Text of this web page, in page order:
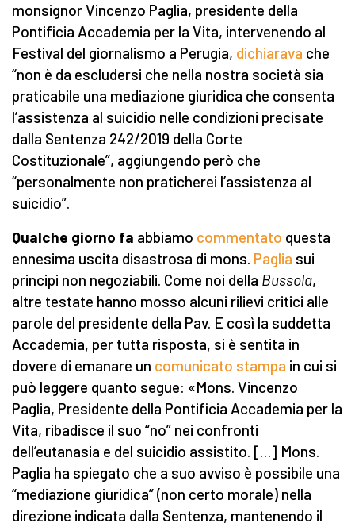
monsignor Vincenzo Paglia, presidente della
Pontificia Accademia per la Vita, intervenendo al
Festival del giornalismo a Perugia, dichiarava che
“non è da escludersi che nella nostra società sia
praticabile una mediazione giuridica che consenta
l’assistenza al suicidio nelle condizioni precisate
dalla Sentenza 242/2019 della Corte
Costituzionale”, aggiungendo però che
“personalmente non praticherei l’assistenza al
suicidio”.
Qualche giorno fa abbiamo commentato questa
ennesima uscita disastrosa di mons. Paglia sui
principi non negoziabili. Come noi della Bussola,
altre testate hanno mosso alcuni rilievi critici alle
parole del presidente della Pav. E così la suddetta
Accademia, per tutta risposta, si è sentita in
dovere di emanare un comunicato stampa in cui si
può leggere quanto segue: «Mons. Vincenzo
Paglia, Presidente della Pontificia Accademia per la
Vita, ribadisce il suo “no” nei confronti
dell’eutanasia e del suicidio assistito. […] Mons.
Paglia ha spiegato che a suo avviso è possibile una
“mediazione giuridica” (non certo morale) nella
direzione indicata dalla Sentenza, mantenendo il